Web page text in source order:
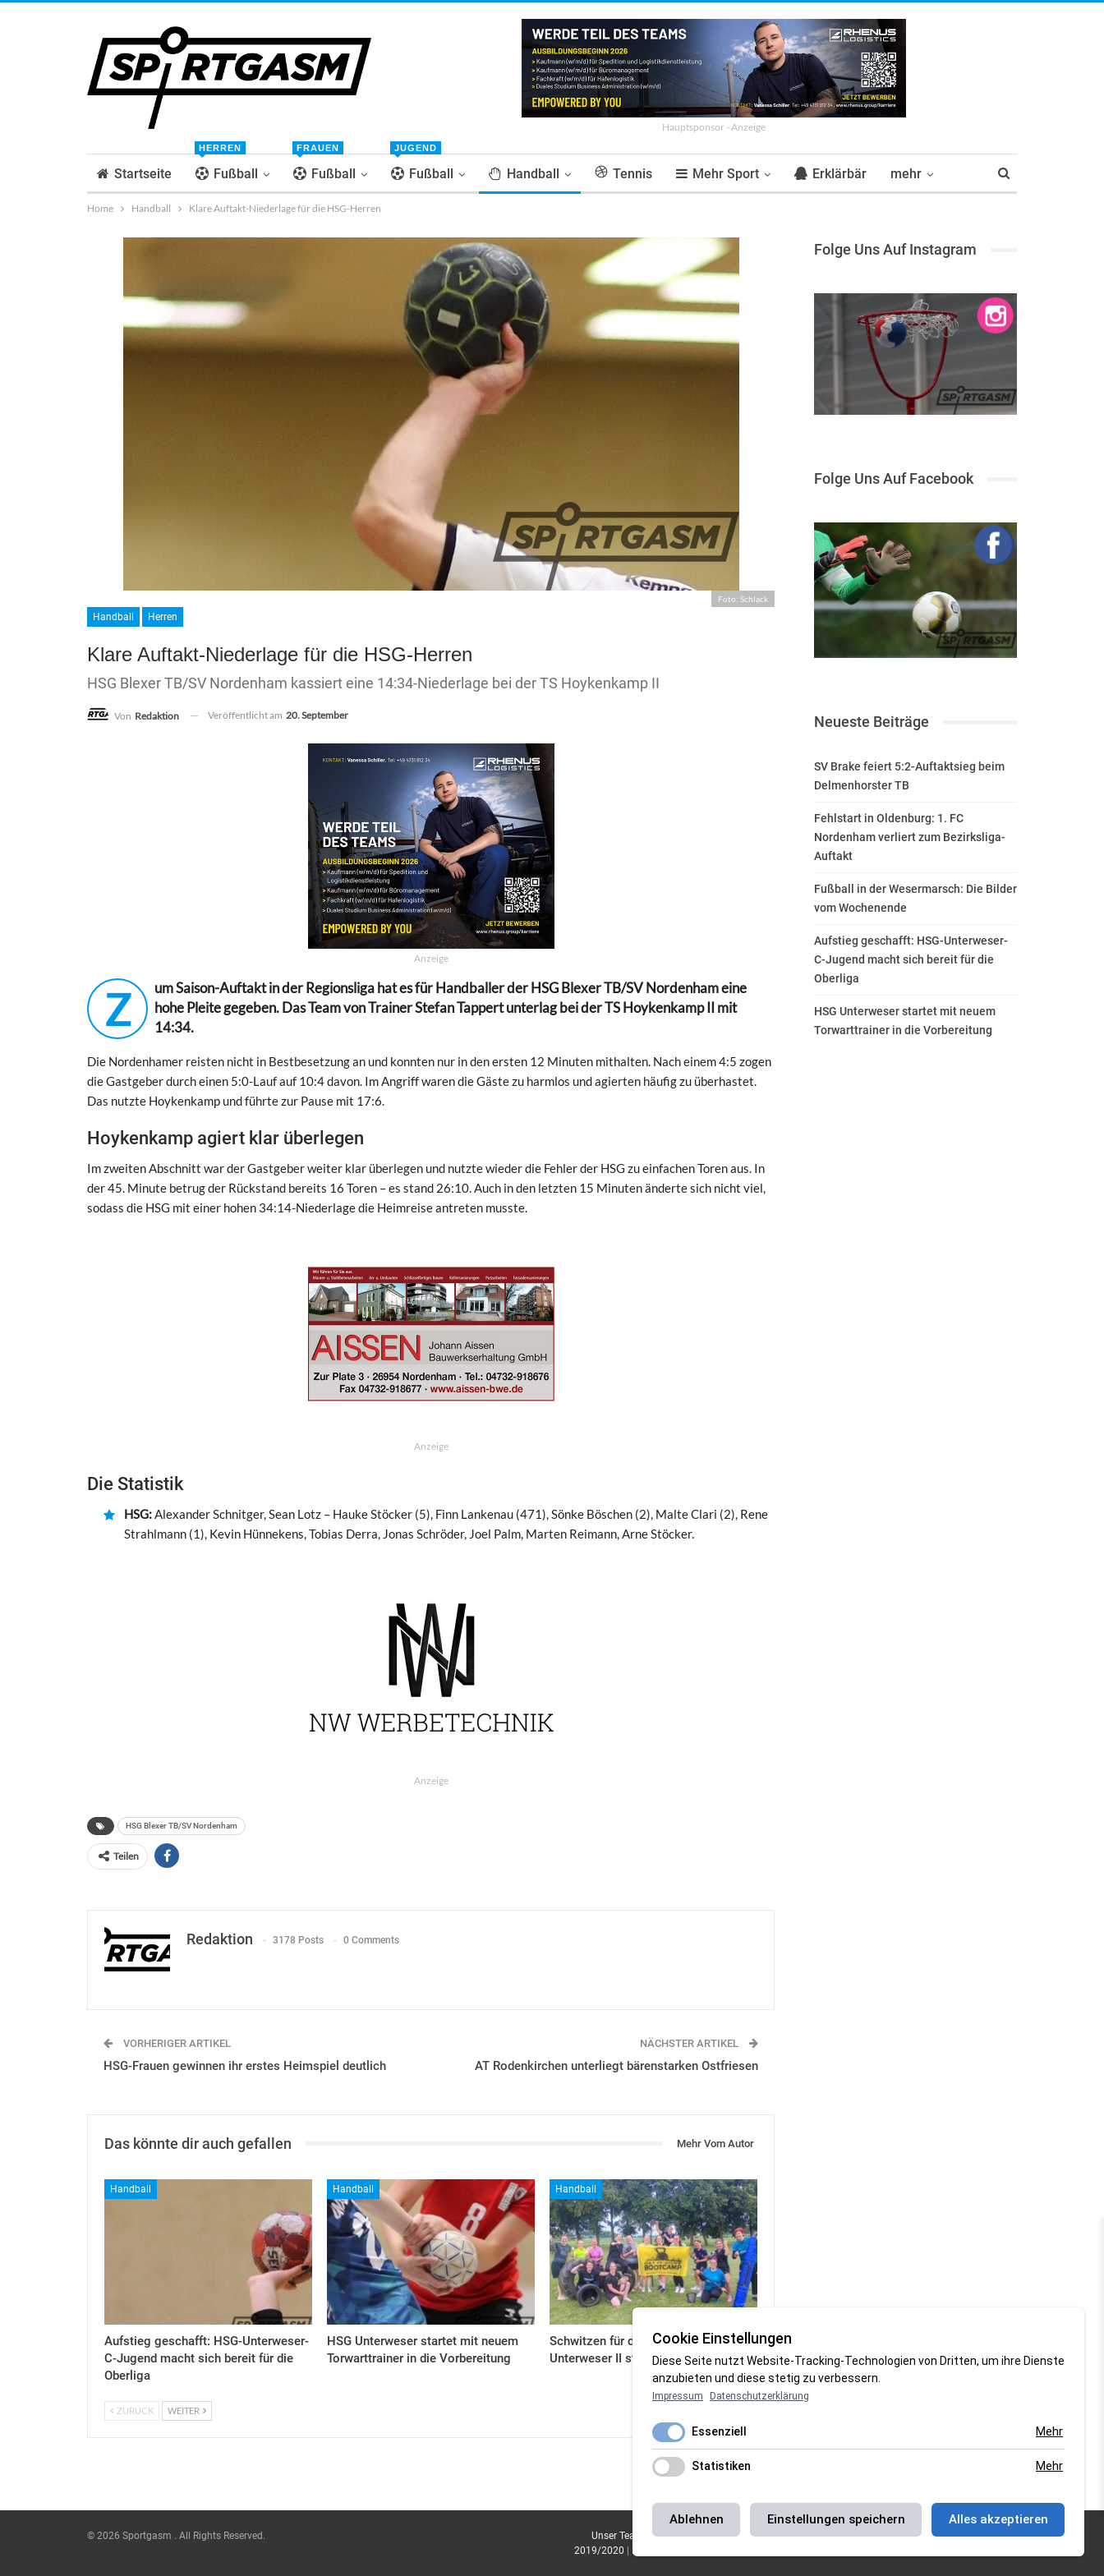
Hauptsponsor - Anzeige
Startseite Fußball
HERREN
Fußball
FRAUEN
Fußball
JUGEND
Handball Tennis Mehr Sport Erklärbär mehr
Home Handball Klare Auftakt-Niederlage für die HSG-Herren
Foto: Schlack
Handball Herren
Klare Auftakt-Niederlage für die HSG-Herren
HSG Blexer TB/SV Nordenham kassiert eine 14:34-Niederlage bei der TS Hoykenkamp II
Von Redaktion Veröffentlicht am 20. September
Anzeige
Z
um Saison-Auftakt in der Regionsliga hat es für Handballer der HSG Blexer TB/SV Nordenham eine
hohe Pleite gegeben. Das Team von Trainer Stefan Tappert unterlag bei der TS Hoykenkamp II mit
14:34.
Die Nordenhamer reisten nicht in Bestbesetzung an und konnten nur in den ersten 12 Minuten mithalten. Nach einem 4:5 zogen
die Gastgeber durch einen 5:0-Lauf auf 10:4 davon. Im Angriff waren die Gäste zu harmlos und agierten häufig zu überhastet.
Das nutzte Hoykenkamp und führte zur Pause mit 17:6.
Hoykenkamp agiert klar überlegen
Im zweiten Abschnitt war der Gastgeber weiter klar überlegen und nutzte wieder die Fehler der HSG zu einfachen Toren aus. In
der 45. Minute betrug der Rückstand bereits 16 Toren – es stand 26:10. Auch in den letzten 15 Minuten änderte sich nicht viel,
sodass die HSG mit einer hohen 34:14-Niederlage die Heimreise antreten musste.
Anzeige
Die Statistik
HSG:Alexander Schnitger, Sean Lotz – Hauke Stöcker (5), Finn Lankenau (471), Sönke Böschen (2), Malte Clari (2), Rene
Strahlmann (1), Kevin Hünnekens, Tobias Derra, Jonas Schröder, Joel Palm, Marten Reimann, Arne Stöcker.
Anzeige
HSG Blexer TB/SV Nordenham
Teilen
Redaktion 3178 Posts 0 Comments
VORHERIGER ARTIKEL
HSG-Frauen gewinnen ihr erstes Heimspiel deutlich
NÄCHSTER ARTIKEL
AT Rodenkirchen unterliegt bärenstarken Ostfriesen
Das könnte dir auch gefallen Mehr Vom Autor
Handball
Aufstieg geschafft: HSG-Unterweser-
C-Jugend macht sich bereit für die
Oberliga
Handball
HSG Unterweser startet mit neuem
Torwarttrainer in die Vorbereitung
Handball
Schwitzen für die Top drei: HSG
Unterweser II startet durch
ZURÜCK WEITER
Folge Uns Auf Instagram
Folge Uns Auf Facebook
Neueste Beiträge
SV Brake feiert 5:2-Auftaktsieg beim
Delmenhorster TB
Fehlstart in Oldenburg: 1. FC
Nordenham verliert zum Bezirksliga-
Auftakt
Fußball in der Wesermarsch: Die Bilder
vom Wochenende
Aufstieg geschafft: HSG-Unterweser-
C-Jugend macht sich bereit für die
Oberliga
HSG Unterweser startet mit neuem
Torwarttrainer in die Vorbereitung
© 2026 Sportgasm . All Rights Reserved. Unser Team Impressum|Datenschutzerklärung|Magazin Saison 2018/2019|Magazin Saison
2019/2020
Magazin Saison 2020/2021
Cookie Einstellungen
Diese Seite nutzt Website-Tracking-Technologien von Dritten, um ihre Dienste
anzubieten und diese stetig zu verbessern.
Impressum Datenschutzerklärung
Essenziell Mehr
Statistiken Mehr
Ablehnen Einstellungen speichern Alles akzeptieren